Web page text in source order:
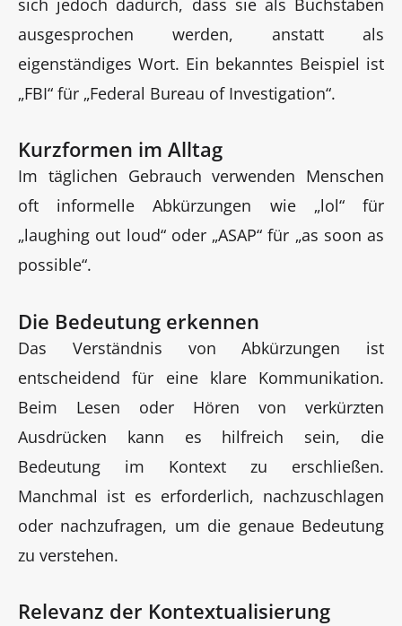
sich jedoch dadurch, dass sie als Buchstaben
ausgesprochen werden, anstatt als
eigenständiges Wort. Ein bekanntes Beispiel ist
„FBI“ für „Federal Bureau of Investigation“.
Kurzformen im Alltag
Im täglichen Gebrauch verwenden Menschen
oft informelle Abkürzungen wie „lol“ für
„laughing out loud“ oder „ASAP“ für „as soon as
possible“.
Die Bedeutung erkennen
Das Verständnis von Abkürzungen ist
entscheidend für eine klare Kommunikation.
Beim Lesen oder Hören von verkürzten
Ausdrücken kann es hilfreich sein, die
Bedeutung im Kontext zu erschließen.
Manchmal ist es erforderlich, nachzuschlagen
oder nachzufragen, um die genaue Bedeutung
zu verstehen.
Relevanz der Kontextualisierung